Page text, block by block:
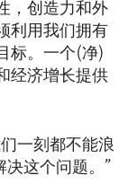
，创造力和外
利用我们拥有
标。一个(净)
经济增长提供
一刻都不能浪
决这个问题。”